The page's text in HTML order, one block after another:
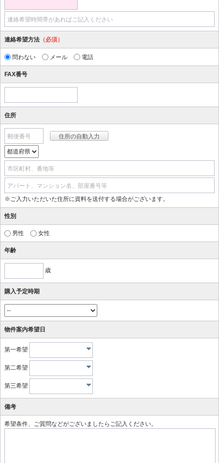
連絡希望時間帯があればご記入ください
連絡希望方法 （必須）
問わない メール 電話
FAX番号
住所
郵便番号
市区町村、番地等
アパート、マンション名、部屋番号等
※ご入力いただいた住所に資料を送付する場合がございます。
性別
男性 女性
年齢
歳
購入予定時期
物件案内希望日
第一希望
第二希望
第三希望
備考
希望条件、ご質問などがございましたらご記入ください。